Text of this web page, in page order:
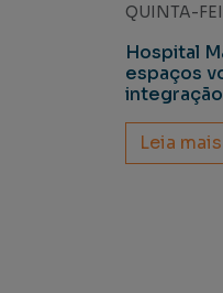
QUINTA-
Hospital
espaços
Leia mais